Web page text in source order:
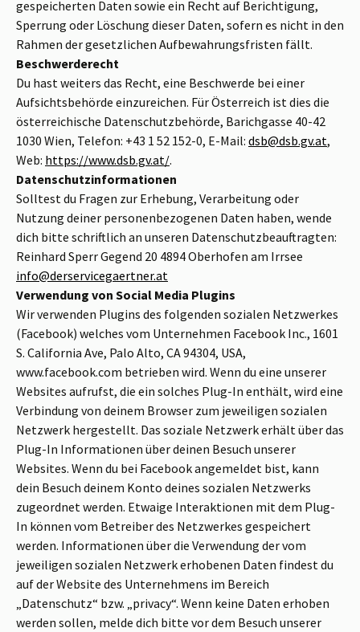
gespeicherten Daten sowie ein Recht auf Berichtigung,
Sperrung oder Löschung dieser Daten, sofern es nicht in den
Rahmen der gesetzlichen Aufbewahrungsfristen fällt.
Beschwerderecht
Du hast weiters das Recht, eine Beschwerde bei einer
Aufsichtsbehörde einzureichen. Für Österreich ist dies die
österreichische Datenschutzbehörde, Barichgasse 40-42
1030 Wien, Telefon: +43 1 52 152-0, E-Mail: dsb@dsb.gv.at,
Web: https://www.dsb.gv.at/.
Datenschutzinformationen
Solltest du Fragen zur Erhebung, Verarbeitung oder
Nutzung deiner personenbezogenen Daten haben, wende
dich bitte schriftlich an unseren Datenschutzbeauftragten:
Reinhard Sperr Gegend 20 4894 Oberhofen am Irrsee
info@derservicegaertner.at
Verwendung von Social Media Plugins
Wir verwenden Plugins des folgenden sozialen Netzwerkes
(Facebook) welches vom Unternehmen Facebook Inc., 1601
S. California Ave, Palo Alto, CA 94304, USA,
www.facebook.com betrieben wird. Wenn du eine unserer
Websites aufrufst, die ein solches Plug-In enthält, wird eine
Verbindung von deinem Browser zum jeweiligen sozialen
Netzwerk hergestellt. Das soziale Netzwerk erhält über das
Plug-In Informationen über deinen Besuch unserer
Websites. Wenn du bei Facebook angemeldet bist, kann
dein Besuch deinem Konto deines sozialen Netzwerks
zugeordnet werden. Etwaige Interaktionen mit dem Plug-
In können vom Betreiber des Netzwerkes gespeichert
werden. Informationen über die Verwendung der vom
jeweiligen sozialen Netzwerk erhobenen Daten findest du
auf der Website des Unternehmens im Bereich
„Datenschutz“ bzw. „privacy“. Wenn keine Daten erhoben
werden sollen, melde dich bitte vor dem Besuch unserer